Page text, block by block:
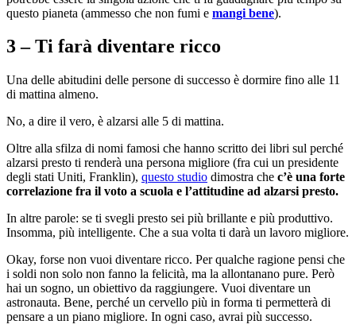
questo pianeta (ammesso che non fumi e mangi bene).
3 – Ti farà diventare ricco
Una delle abitudini delle persone di successo è dormire fino alle 11
di mattina almeno.
No, a dire il vero, è alzarsi alle 5 di mattina.
Oltre alla sfilza di nomi famosi che hanno scritto dei libri sul perché
alzarsi presto ti renderà una persona migliore (fra cui un presidente
degli stati Uniti, Franklin), questo studio dimostra che c’è una forte
correlazione fra il voto a scuola e l’attitudine ad alzarsi presto.
In altre parole: se ti svegli presto sei più brillante e più produttivo.
Insomma, più intelligente. Che a sua volta ti darà un lavoro migliore.
Okay, forse non vuoi diventare ricco. Per qualche ragione pensi che
i soldi non solo non fanno la felicità, ma la allontanano pure. Però
hai un sogno, un obiettivo da raggiungere. Vuoi diventare un
astronauta. Bene, perché un cervello più in forma ti permetterà di
pensare a un piano migliore. In ogni caso, avrai più successo.